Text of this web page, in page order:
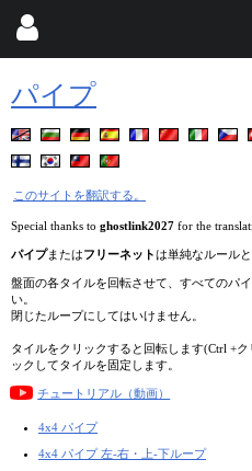
パイプ
このサイトを翻訳する。
Special thanks to ghostlink2027 for the
パイプまたはフリーネットは単純なルール
盤面の各タイルを回転させて、すべてのパ
い。
閉じたループにしてはいけません。
タイルをクリックすると回転します(Ctrl +
ックしてタイルを固定します。
チュートリアル（動画）
4x4 パイプ
4x4 パイプ 左-右・上-下ループ